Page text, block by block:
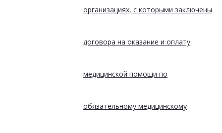
организациях, с которыми заключены
договора на оказание и оплату
медицинской помощи по
обязательному медицинскому